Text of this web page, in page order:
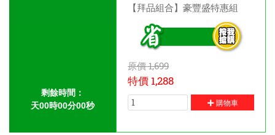
剩餘時間：
天00時00分00秒
【拜品組合】豪豐盛特惠組
原價1,699
特價 1,288
購物車